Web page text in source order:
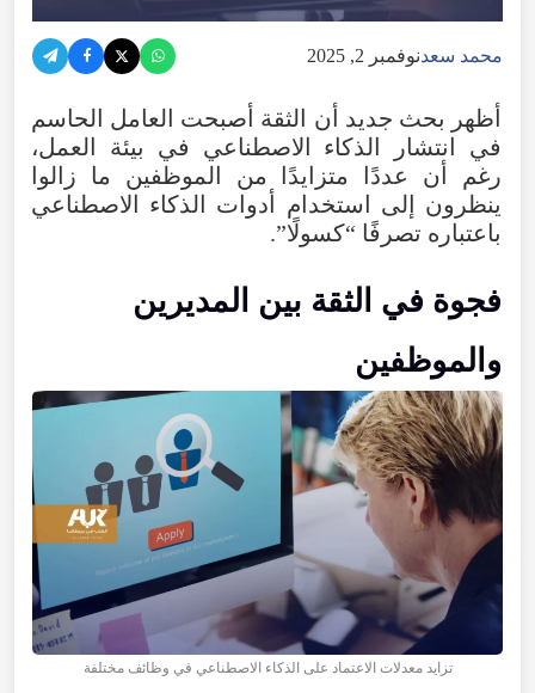
محمد سعدنوفمبر 2, 2025
أظهر بحث جديد أن الثقة أصبحت العامل الحاسم
في انتشار الذكاء الاصطناعي في بيئة العمل،
رغم أن عددًا متزايدًا من الموظفين ما زالوا
ينظرون إلى استخدام أدوات الذكاء الاصطناعي
باعتباره تصرفًا “كسولًا”.
فجوة في الثقة بين المديرين
والموظفين
تزايد معدلات الاعتماد على الذكاء الاصطناعي في وظائف مختلفة